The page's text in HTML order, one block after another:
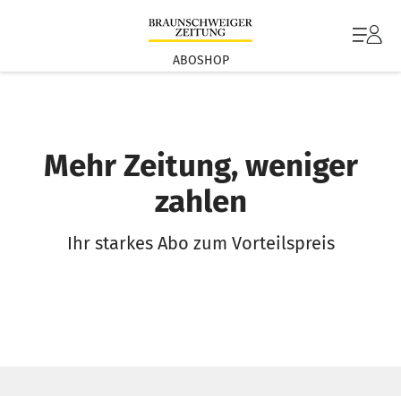
ABOSHOP
Mehr Zeitung, weniger
zahlen
Ihr starkes Abo zum Vorteilspreis